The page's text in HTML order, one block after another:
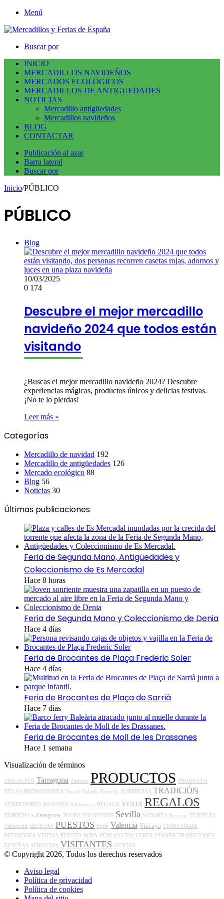
Menú
Buscar por
INICIO
MERCADILLOS NAVIDEÑOS
MERCADOS ECOLÓGICOS
MERCADILLOS DE ANTIGUEDADES
NOTICIAS
Mercadillo antigüedades
Mercadillos navideños
BLOG
CONTACTAR
Publicación al azar
Barra lateral
Buscar por
Inicio/PÚBLICO
PÚBLICO
Blog
10/03/2025
0 174
Descubre el mejor mercadillo
navideño 2024 que todos están
visitando
¿Buscas el mejor mercadillo navideño 2024? Descubre
experiencias mágicas, productos únicos y delicias festivas.
¡No te lo pierdas!
Leer más »
Categorías
Mercadillo de navidad 192
Mercadillo de antigüedades 126
Mercado ecológico 88
Blog 56
Noticias 30
Últimas publicaciones
Feria de Segunda Mano, Antigüedades y
Coleccionismo de Es Mercadal
Hace 8 horas
Feria de Segunda Mano y Coleccionismo de Denia
Hace 4 días
Feria de Brocantes de Plaça Frederic Soler
Hace 4 días
Feria de Brocantes de Plaça de Sarrià
Hace 7 días
Feria de Brocantes de Moll de les Drassanes
Hace 1 semana
Visualización de términos
UBICACIÓN Tarragona Zamora PRODUCTOS
PRODUCTO
VELAS
PROMOCIONES Teruel Toledo Tenerife SORPRESAS TRADICIÓN
VENDEDORES RAZONES Salamanca REGALO VENTA REGALOS
VERDURAS Zaragoza TOURS SOUVENIRS Sevilla SABORES Segovia TEXTILES
Valladolid
RECETAS PUESTOS Soria Valencia Vizcaya TEMPORADA
REUNIONES VISITAS PUESTO ROPA PÚBLICO TALLERES STANDS TRADICIONES
RESEÑAS SERVICIOS VISITANTES VENTAS
© Copyright 2026, Todos los derechos reservados
Aviso legal
Política de privacidad
Política de cookies